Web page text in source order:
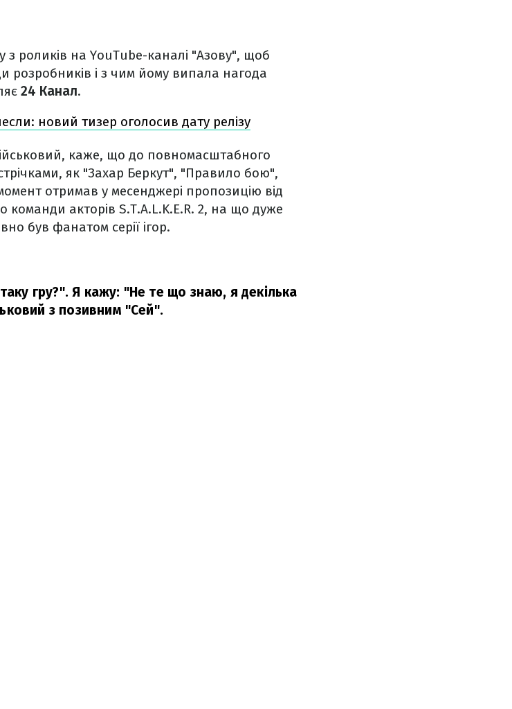
роликів на YouTube-каналі "Азову", щоб
розробників і з чим йому випала нагода
24 Канал.
новий тизер оголосив дату релізу
каже, що до повномасштабного
як "Захар Беркут", "Правило бою",
отримав у месенджері пропозицію від
акторів S.T.A.L.K.E.R. 2, на що дуже
був фанатом серії ігор.
гру?". Я кажу: "Не те що знаю, я декілька
з позивним "Сей".